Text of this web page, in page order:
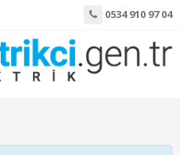
0534 910 97 04